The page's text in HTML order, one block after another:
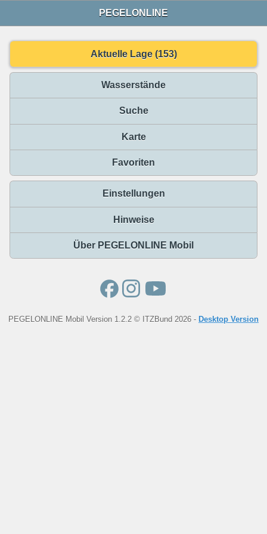
PEGELONLINE
Aktuelle Lage (153)
Wasserstände
Suche
Karte
Favoriten
Einstellungen
Hinweise
Über PEGELONLINE Mobil
PEGELONLINE Mobil Version 1.2.2 © ITZBund 2026 - Desktop Version